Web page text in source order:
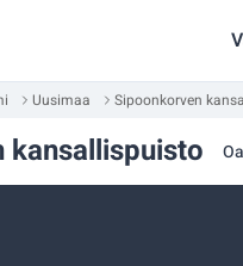
Uusimaa Sipoonkorven
kansallispuisto